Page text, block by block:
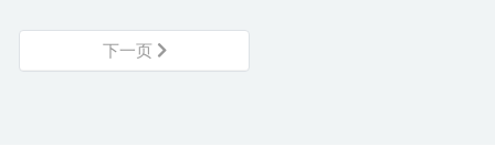
下一页